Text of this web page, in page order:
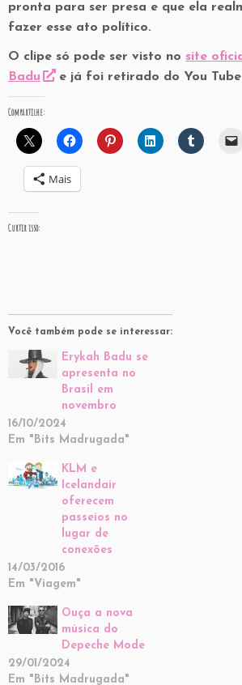
pronta para ser presa e que ela
fazer esse ato político.
O clipe só pode ser visto no site
Badu
e já foi retirado do You Tube
Compartilhe:
Mais
Curtir isso:
Você também pode se interessar:
Erykah Badu se
apresenta no
Brasil em
novembro
16/10/2024
Em "Bits Madrugada"
KLM e
Icelandair
oferecem
passeios no
lugar de
conexões
14/03/2016
Em "Viagem"
Ouça a nova
música do
Depeche Mode
29/01/2024
Em "Bits Madrugada"